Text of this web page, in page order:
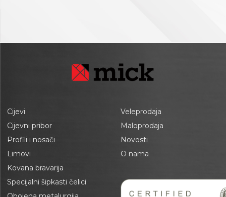
Cijevi
Cijevni pribor
Profili i nosači
Limovi
Kovana bravarija
Specijalni šipkasti čelici
Veleprodaja
Maloprodaja
Novosti
O nama